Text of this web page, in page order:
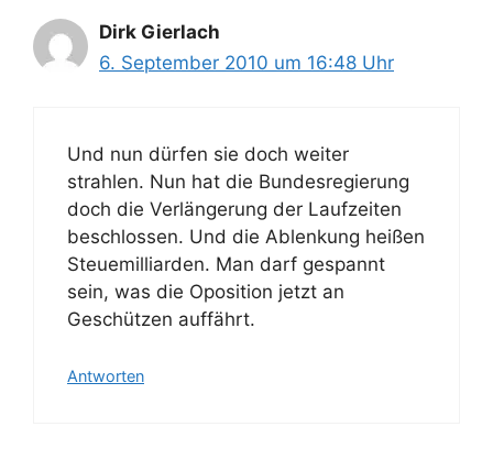
Dirk Gierlach
6. September 2010 um 16:48 Uhr
Und nun dürfen sie doch weiter
strahlen. Nun hat die Bundesregierung
doch die Verlängerung der Laufzeiten
beschlossen. Und die Ablenkung heißen
Steuemilliarden. Man darf gespannt
sein, was die Oposition jetzt an
Geschützen auffährt.
Antworten